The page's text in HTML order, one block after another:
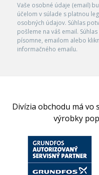
Vaše osobné údaje (email)
účelom v súlade s platnou
osobných údajov. Súhlas
pošleme na váš email.
písomne, emailom alebo
informačného emailu.
Divízia obchodu má
výrobky